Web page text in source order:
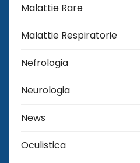
Malattie Rare
Malattie Respiratorie
Nefrologia
Neurologia
News
Oculistica